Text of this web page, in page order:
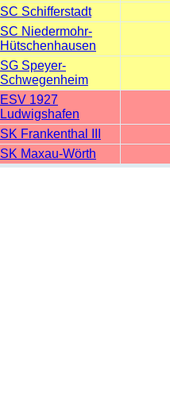
SC Schifferstadt
SC Niedermohr-
Hütschenhausen
SG Speyer-
Schwegenheim
ESV 1927
Ludwigshafen
SK Frankenthal III
SK Maxau-Wörth